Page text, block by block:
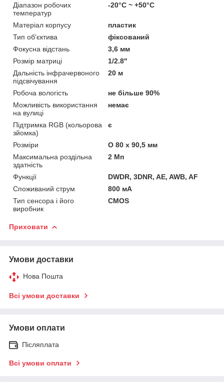
Діапазон робочих
температур
-20°С ~ +50°С
Матеріал корпусу
пластик
Тип об'єктива
фіксований
Фокусна відстань
3,6 мм
Розмір матриці
1/2.8''
Дальність інфрачервоного
підсвічування
20 м
Робоча вологість
не більше 90%
Можливість використання
на вулиці
немає
Підтримка RGB (кольорова
зйомка)
є
Розміри
O 80 x 90,5 мм
Максимальна роздільна
здатність
2 Мп
Функції
DWDR, 3DNR, AE, AWB, AF
Споживаний струм
800 мА
Тип сенсора і його
виробник
CMOS
Приховати
Умови доставки
Нова Пошта
Всі умови доставки
Умови оплати
Післяплата
Всі умови оплати